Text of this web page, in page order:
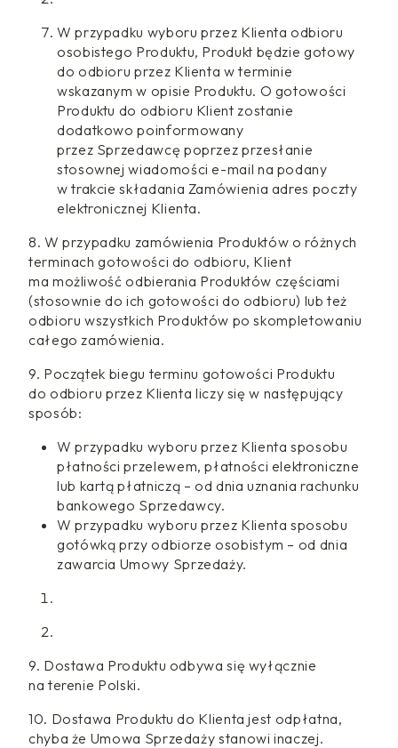
W przypadku wyboru przez Klienta odbioru
osobistego Produktu, Produkt będzie gotowy
do odbioru przez Klienta w terminie
wskazanym w opisie Produktu. O gotowości
Produktu do odbioru Klient zostanie
dodatkowo poinformowany
przez Sprzedawcę poprzez przesłanie
stosownej wiadomości e-mail na podany
w trakcie składania Zamówienia adres poczty
elektronicznej Klienta.
8. W przypadku zamówienia Produktów o różnych
terminach gotowości do odbioru, Klient
ma możliwość odbierania Produktów częściami
(stosownie do ich gotowości do odbioru) lub też
odbioru wszystkich Produktów po skompletowaniu
całego zamówienia.
9. Początek biegu terminu gotowości Produktu
do odbioru przez Klienta liczy się w następujący
sposób:
W przypadku wyboru przez Klienta sposobu
płatności przelewem, płatności elektroniczne
lub kartą płatniczą – od dnia uznania rachunku
bankowego Sprzedawcy.
W przypadku wyboru przez Klienta sposobu
gotówką przy odbiorze osobistym – od dnia
zawarcia Umowy Sprzedaży.
9. Dostawa Produktu odbywa się wyłącznie
na terenie Polski.
10. Dostawa Produktu do Klienta jest odpłatna,
chyba że Umowa Sprzedaży stanowi inaczej.